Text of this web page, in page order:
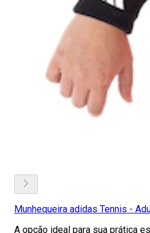
Munhequeira adidas Tennis -
A opção ideal para sua prática